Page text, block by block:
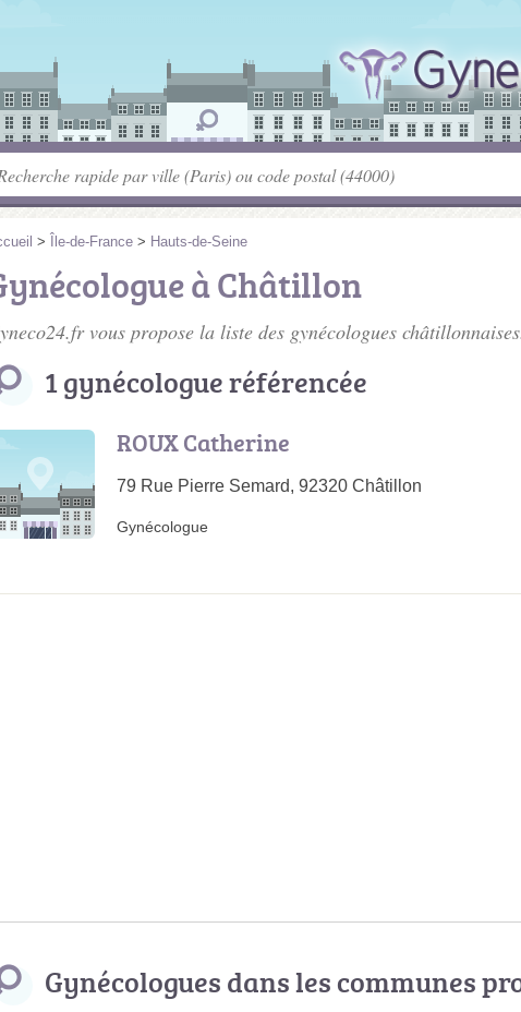
> Île-de-France > Hauts-de-Seine
à Châtillon
vous propose la liste des gynécologues châtillonnaises
1 gynécologue référencée
ROUX Catherine
79 Rue Pierre Semard, 92320 Châtillon
Gynécologue
Gynécologues dans les communes